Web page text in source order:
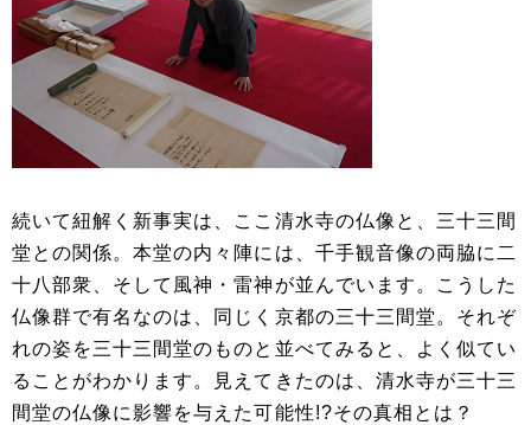
続いて紐解く新事実は、ここ清水寺の仏像と、三十三間
堂との関係。本堂の内々陣には、千手観音像の両脇に二
十八部衆、そして風神・雷神が並んでいます。こうした
仏像群で有名なのは、同じく京都の三十三間堂。それぞ
れの姿を三十三間堂のものと並べてみると、よく似てい
ることがわかります。見えてきたのは、清水寺が三十三
間堂の仏像に影響を与えた可能性!?その真相とは？